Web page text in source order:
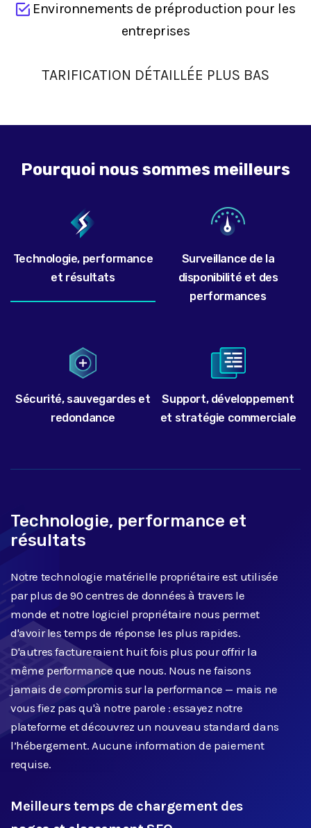
Environnements de préproduction pour les
entreprises
TARIFICATION DÉTAILLÉE PLUS BAS
Pourquoi nous sommes meilleurs
Technologie, performance
et résultats
Surveillance de la
disponibilité et des
performances
Sécurité, sauvegardes et
redondance
Support, développement
et stratégie commerciale
Technologie, performance et
résultats
Notre technologie matérielle propriétaire est utilisée
par plus de 90 centres de données à travers le
monde et notre logiciel propriétaire nous permet
d'avoir les temps de réponse les plus rapides.
D'autres factureraient huit fois plus pour offrir la
même performance que nous. Nous ne faisons
jamais de compromis sur la performance — mais ne
vous fiez pas qu'à notre parole : essayez notre
plateforme et découvrez un nouveau standard dans
l’hébergement. Aucune information de paiement
requise.
Meilleurs temps de chargement des